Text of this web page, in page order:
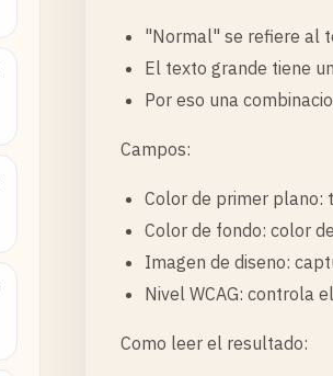
"Normal" se refiere al
El texto grande tiene
Por eso una
Campos:
Color de primer plano:
Color de fondo: color
Imagen de diseno:
Nivel WCAG: controla
Como leer el resultado: